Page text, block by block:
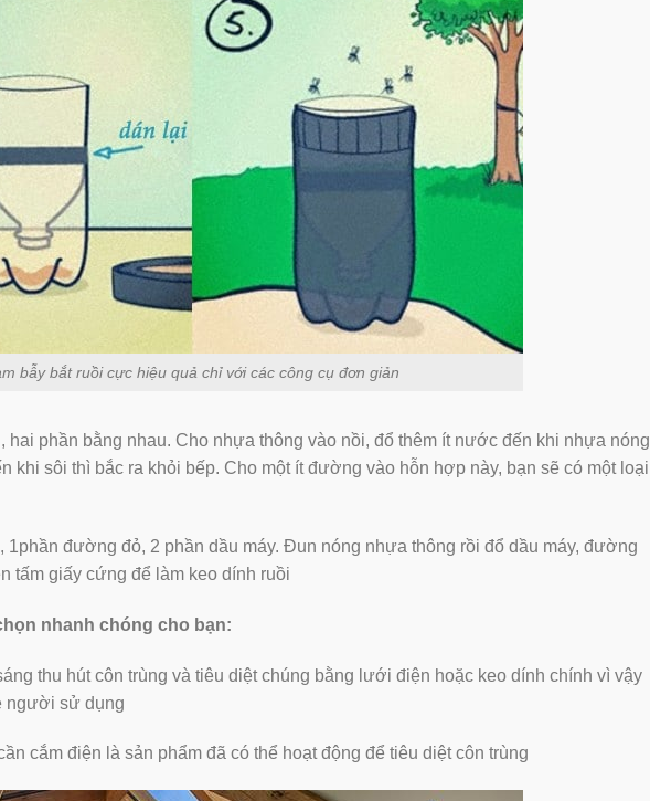
bẫy bắt ruồi cực hiệu quả chỉ với các công cụ đơn giản
hai phần bằng nhau. Cho nhựa thông vào nồi, đổ thêm ít nước đến khi nhựa nóng
khi sôi thì bắc ra khỏi bếp. Cho một ít đường vào hỗn hợp này, bạn sẽ có một loại
đường đỏ, 2 phần dầu máy. Đun nóng nhựa thông rồi đổ dầu máy, đường
tấm giấy cứng để làm keo dính ruồi
nhanh chóng cho bạn:
thu hút côn trùng và tiêu diệt chúng bằng lưới điện hoặc keo dính chính vì vậy
người sử dụng
cắm điện là sản phẩm đã có thể hoạt động để tiêu diệt côn trùng